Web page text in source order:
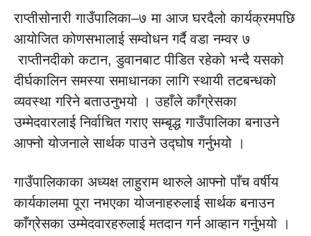
राप्तीसोनारी गाउँपालिका–७ मा आज घरदैलो कार्यक्रमपछि
आयोजित कोणसभालाई सम्वोधन गर्दै वडा नम्वर ७
राप्तीनदीको कटान, डुवानबाट पीडित रहेको भन्दै यसको
दीर्घकालिन समस्या समाधानका लागि स्थायी तटबन्धको
व्यवस्था गरिने बताउनुभयो । उहाँले काँग्रेसका
उम्मेदवारलाई निर्वाचित गराए सम्बृद्ध गाउँपालिका बनाउने
आफ्नो योजनाले सार्थक पाउने उद्घोष गर्नुभयो ।
गाउँपालिकाका अध्यक्ष लाहुराम थारुले आफ्नो पाँच वर्षीय
कार्यकालमा पूरा नभएका योजनाहरुलाई सार्थक बनाउन
काँग्रेसका उम्मेदवारहरुलाई मतदान गर्न आव्हान गर्नुभयो ।